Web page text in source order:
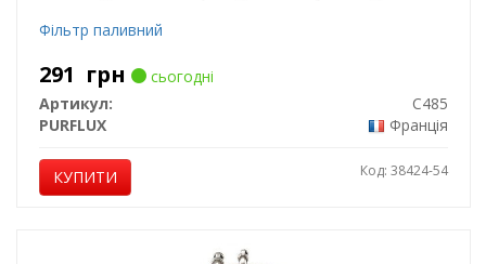
Фільтр паливний
291 грн
сьогодні
Артикул:
C485
PURFLUX
Франція
КУПИТИ Код: 38424-54